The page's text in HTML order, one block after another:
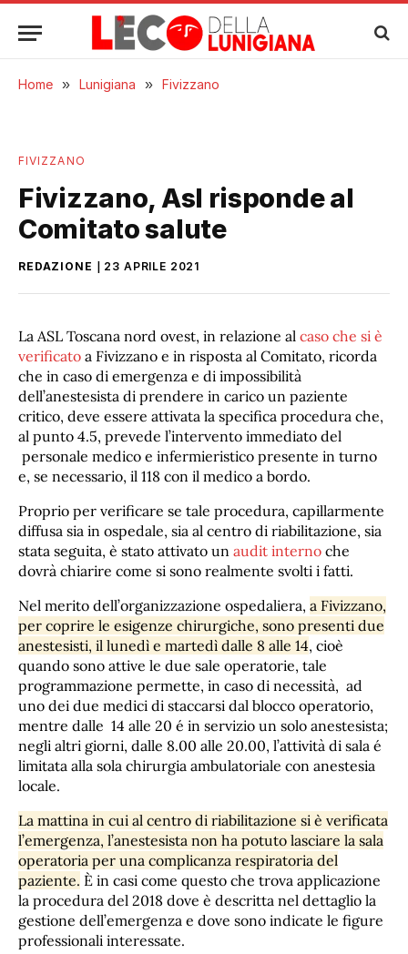
Home » Lunigiana » Fivizzano
FIVIZZANO
Fivizzano, Asl risponde al
Comitato salute
REDAZIONE 23 APRILE 2021
La ASL Toscana nord ovest, in relazione al caso che si è
verificato a Fivizzano e in risposta al Comitato, ricorda
che in caso di emergenza e di impossibilità
dell’anestesista di prendere in carico un paziente
critico, deve essere attivata la specifica procedura che,
al punto 4.5, prevede l’intervento immediato del
personale medico e infermieristico presente in turno
e, se necessario, il 118 con il medico a bordo.
Proprio per verificare se tale procedura, capillarmente
diffusa sia in ospedale, sia al centro di riabilitazione, sia
stata seguita, è stato attivato un audit interno che
dovrà chiarire come si sono realmente svolti i fatti.
Nel merito dell’organizzazione ospedaliera, a Fivizzano,
per coprire le esigenze chirurgiche, sono presenti due
anestesisti, il lunedì e martedì dalle 8 alle 14, cioè
quando sono attive le due sale operatorie, tale
programmazione permette, in caso di necessità, ad
uno dei due medici di staccarsi dal blocco operatorio,
mentre dalle 14 alle 20 é in servizio un solo anestesista;
negli altri giorni, dalle 8.00 alle 20.00, l’attività di sala é
limitata alla sola chirurgia ambulatoriale con anestesia
locale.
La mattina in cui al centro di riabilitazione si è verificata
l’emergenza, l’anestesista non ha potuto lasciare la sala
operatoria per una complicanza respiratoria del
paziente. È in casi come questo che trova applicazione
la procedura del 2018 dove è descritta nel dettaglio la
gestione dell’emergenza e dove sono indicate le figure
professionali interessate.